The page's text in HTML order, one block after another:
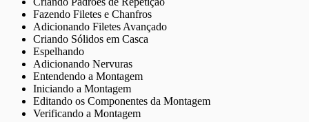
Fazendo Filetes e Chanfros
Adicionando Filetes Avançado
Criando Sólidos em Casca
Espelhando
Adicionando Nervuras
Entendendo a Montagem
Iniciando a Montagem
Editando os Componentes da Montagem
Verificando a Montagem